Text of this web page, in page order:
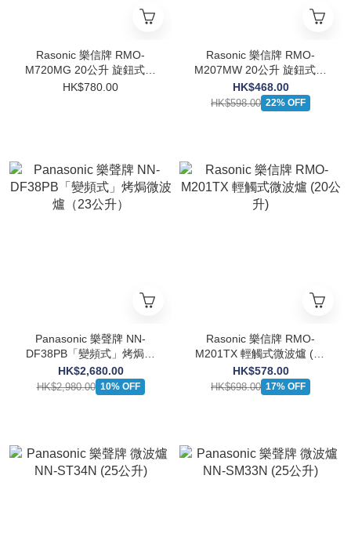
Rasonic 樂信牌 RMO-
M720MG 20公升 旋鈕式燒
烤微波爐
HK$780.00
Rasonic 樂信牌 RMO-
M207MW 20公升 旋鈕式微
波爐
HK$468.00
HK$598.00 22% OFF
Panasonic 樂聲牌 NN-
DF38PB「變頻式」烤焗微
波爐（23公升）
HK$2,680.00
HK$2,980.00 10% OFF
Rasonic 樂信牌 RMO-
M201TX 輕觸式微波爐 (20
公升)
HK$578.00
HK$698.00 17% OFF